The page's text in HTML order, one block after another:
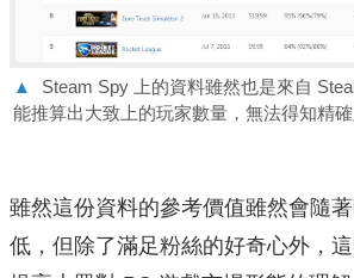
▲
Steam Spy 上的資料雖然也是來自
能推算出大致上的玩家數量，無法得知精確
雖然這份資料的參考價值雖然會隨
低，但除了滿足粉絲的好奇心外，